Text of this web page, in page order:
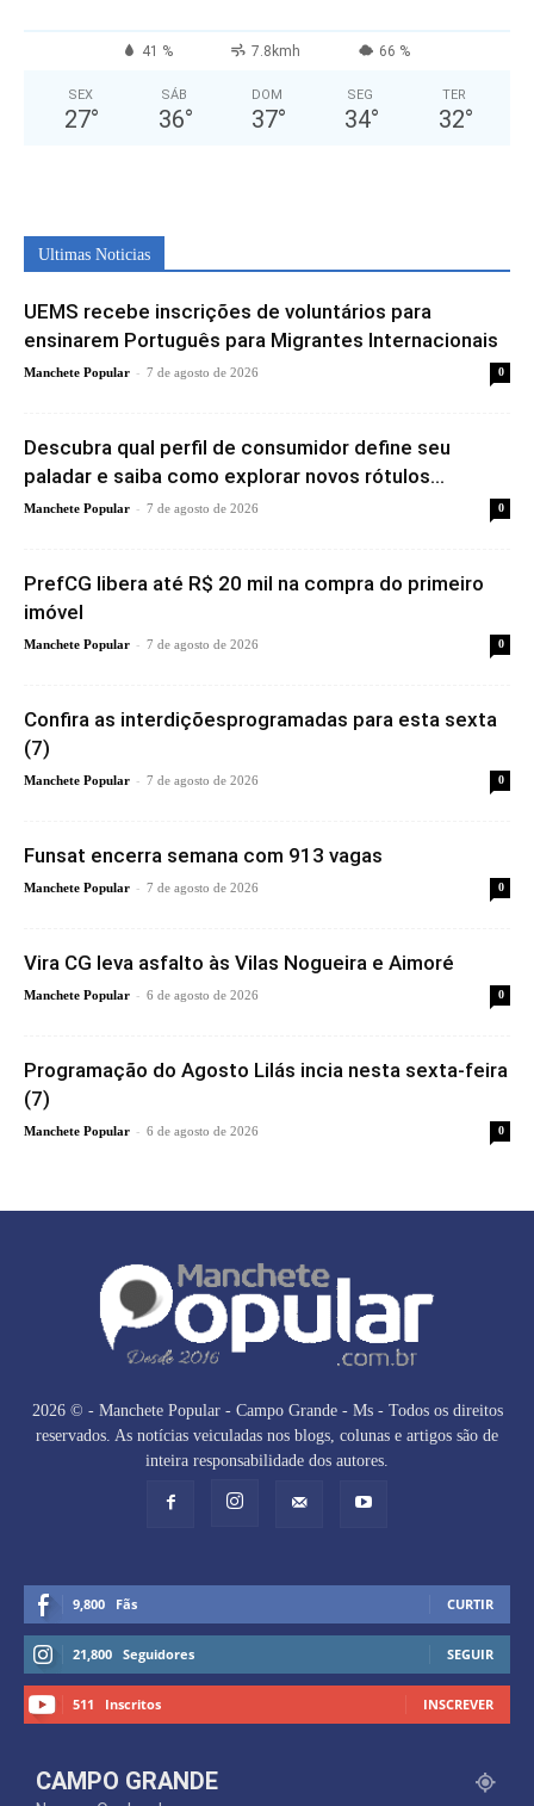
41 % 7.8kmh 66 %
SEX
27°
SÁB
36°
DOM
37°
SEG
34°
TER
32°
Ultimas Noticias
UEMS recebe inscrições de voluntários para
ensinarem Português para Migrantes Internacionais
Manchete Popular - 7 de agosto de 2026 0
Descubra qual perfil de consumidor define seu
paladar e saiba como explorar novos rótulos...
Manchete Popular - 7 de agosto de 2026 0
PrefCG libera até R$ 20 mil na compra do primeiro
imóvel
Manchete Popular - 7 de agosto de 2026 0
Confira as interdiçõesprogramadas para esta sexta
(7)
Manchete Popular - 7 de agosto de 2026 0
Funsat encerra semana com 913 vagas
Manchete Popular - 7 de agosto de 2026 0
Vira CG leva asfalto às Vilas Nogueira e Aimoré
Manchete Popular - 6 de agosto de 2026 0
Programação do Agosto Lilás incia nesta sexta-feira
(7)
Manchete Popular - 6 de agosto de 2026 0
2026 © - Manchete Popular - Campo Grande - Ms - Todos os direitos
reservados. As notícias veiculadas nos blogs, colunas e artigos são de
inteira responsabilidade dos autores.
9,800 Fãs CURTIR
21,800 Seguidores SEGUIR
511 Inscritos INSCREVER
CAMPO GRANDE